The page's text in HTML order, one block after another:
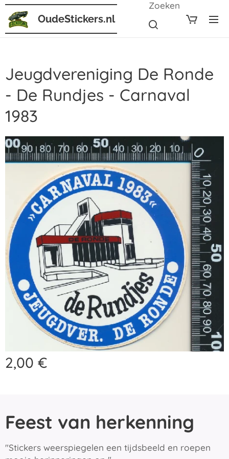
OudeStickers.nl
Zoeken
Jeugdvereniging De Ronde
- De Rundjes - Carnaval
1983
2,00 €
Feest van herkenning
"Stickers weerspiegelen een tijdsbeeld en roepen